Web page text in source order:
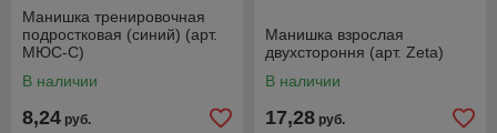
Манишка тренировочная
подростковая (синий) (арт.
МЮС-С)
В наличии
8,24 руб.
Манишка взрослая
двухстороння (арт. Zeta)
В наличии
17,28 руб.